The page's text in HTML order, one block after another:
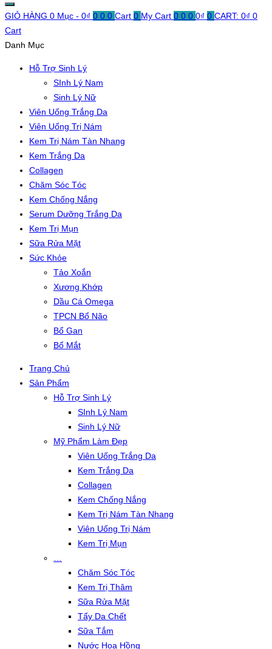
GIỎ HÀNG 0 Mục - 0₫ 0 0 0 Cart 0 My Cart 0 0 0 0₫ 0 CART: 0₫ 0
Cart
Danh Mục
Hỗ Trợ Sinh Lý
SInh Lý Nam
Sinh Lý Nữ
Viên Uống Trắng Da
Viên Uống Trị Nám
Kem Trị Nám Tàn Nhang
Kem Trắng Da
Collagen
Chăm Sóc Tóc
Kem Chống Nắng
Serum Dưỡng Trắng Da
Kem Trị Mụn
Sữa Rửa Mặt
Sức Khỏe
Tảo Xoắn
Xương Khớp
Dầu Cá Omega
TPCN Bổ Não
Bổ Gan
Bổ Mắt
Trang Chủ
Sản Phẩm
Hỗ Trợ Sinh Lý
SInh Lý Nam
Sinh Lý Nữ
Mỹ Phẩm Làm Đẹp
Viên Uống Trắng Da
Kem Trắng Da
Collagen
Kem Chống Nắng
Kem Trị Nám Tàn Nhang
Viên Uống Trị Nám
Kem Trị Mụn
Chăm Sóc Tóc
Kem Trị Thâm
Sữa Rửa Mặt
Tẩy Da Chết
Sữa Tắm
Nước Hoa Hồng